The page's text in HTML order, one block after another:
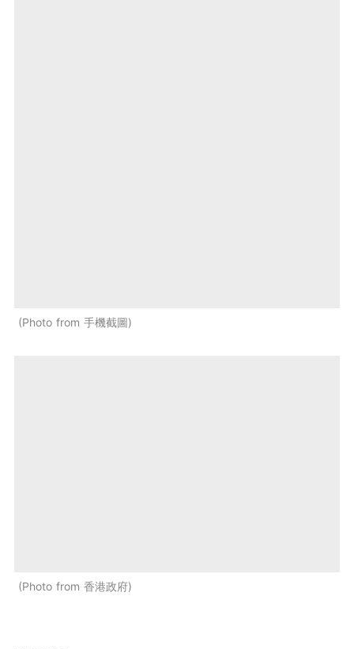
Photo from 手機截圖
Photo from 香港政府